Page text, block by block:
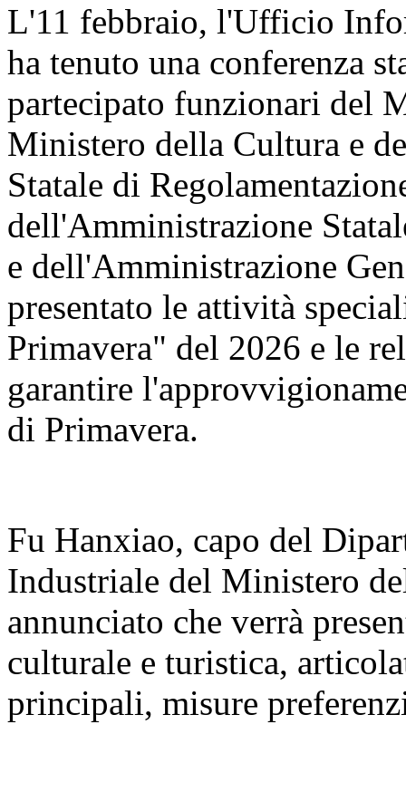
L'11 febbraio, l'Ufficio
ha tenuto una conferenza
partecipato funzionari del
Ministero della Cultura e
Statale di
dell'Amministrazione
e dell'Amministrazione
presentato le attività
Primavera" del 2026 e le
garantire
di Primavera.
Fu Hanxiao, capo del
Industriale del Ministero
annunciato che verrà
culturale e turistica,
principali, misure